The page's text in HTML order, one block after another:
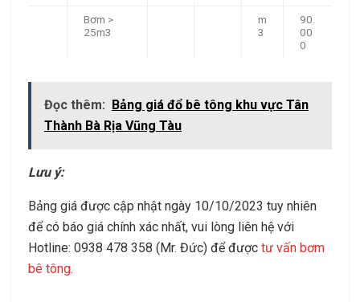
Bơm >
25m3
m
3
90.
00
0
Đọc thêm: Bảng giá đổ bê tông khu vực Tân
Thành Bà Rịa Vũng Tàu
Lưu ý:
Bảng giá được cập nhật ngày 10/10/2023 tuy nhiên
để có báo giá chính xác nhất, vui lòng liên hệ với
Hotline: 0938 478 358 (Mr. Đức) để được tư vấn bơm
bê tông.